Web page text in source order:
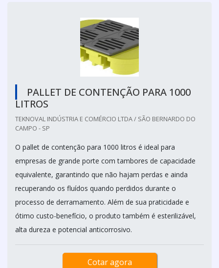
PALLET DE CONTENÇÃO PARA 1000
LITROS
TEKNOVAL INDÚSTRIA E COMÉRCIO LTDA / SÃO BERNARDO DO
CAMPO - SP
O pallet de contenção para 1000 litros é ideal para
empresas de grande porte com tambores de capacidade
equivalente, garantindo que não hajam perdas e ainda
recuperando os fluídos quando perdidos durante o
processo de derramamento. Além de sua praticidade e
ótimo custo-benefício, o produto também é esterilizável,
alta dureza e potencial anticorrosivo.
Cotar agora